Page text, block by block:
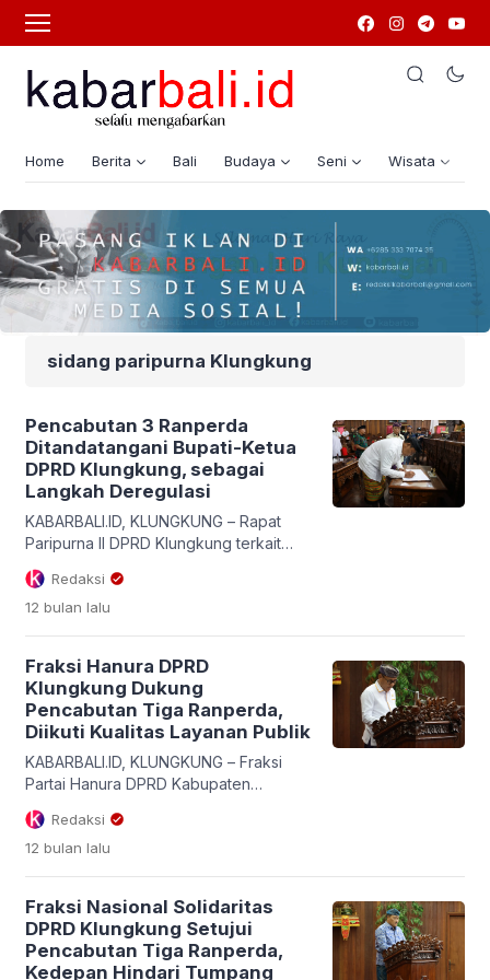
Home Berita Bali Budaya Seni Wisata
sidang paripurna Klungkung
Pencabutan 3 Ranperda
Ditandatangani Bupati-Ketua
DPRD Klungkung, sebagai
Langkah Deregulasi
KABARBALI.ID, KLUNGKUNG – Rapat
Paripurna II DPRD Klungkung terkait
penetapan tiga ranperda pencabutan,
yang dipimpin Ketua DPRD Klungkung
Anak Agung Gde Anom di ruang sidang
Made Satria, anggota DPRD,
Forkompimda, dan unsur OPD Pemkab
Klungkung, Senin (25/8/2025). Anak
Agung Gde Anom menyatakan setelah
mencermati semua […]
Redaksi
12 bulan lalu
Fraksi Hanura DPRD
Klungkung Dukung
Pencabutan Tiga Ranperda,
Diikuti Kualitas Layanan Publik
KABARBALI.ID, KLUNGKUNG – Fraksi
Partai Hanura DPRD Kabupaten
Klungkung menyatakan menerima dan
menyetujui pencabutan tiga Rancangan
Peraturan Daerah (Ranperda) lama
paripurna pendapat akhir fraksi-fraksi
di DPRD Klungkung, Senin (25/8/2025).
Tiga perda yang dicabut meliputi
Redaksi
12 bulan lalu
Fraksi Nasional Solidaritas
DPRD Klungkung Setujui
Pencabutan Tiga Ranperda,
Kedepan Hindari Tumpang